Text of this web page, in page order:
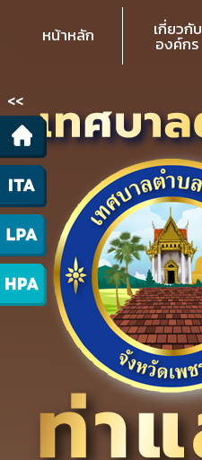
<<
หน้าหลัก เกี่ยวกับ
องค์กร